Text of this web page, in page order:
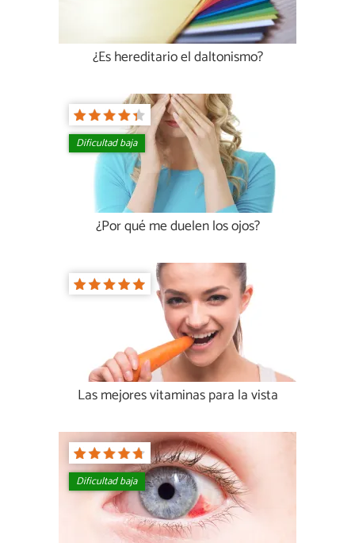
¿Es hereditario el daltonismo?
Dificultad baja
¿Por qué me duelen los ojos?
Las mejores vitaminas para la vista
Dificultad baja